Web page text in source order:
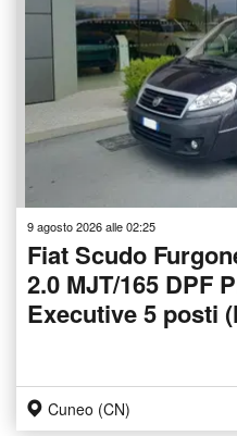
9 agosto 2026 alle 02:25
Fiat Scudo
2.0 MJT/165 DPF
Executive 5 posti
Cuneo (CN)